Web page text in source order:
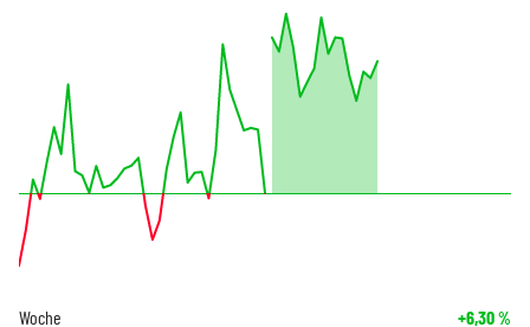
Woche +6,30%